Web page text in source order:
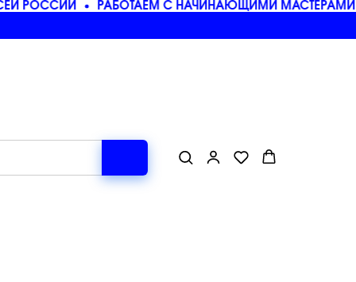
РОССИИ РАБОТАЕМ С НАЧИНАЮЩИМИ МАСТЕРАМИ И